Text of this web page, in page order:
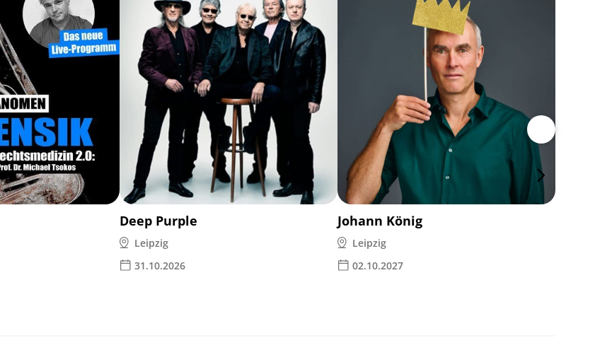
Deep Purple
Leipzig
31.10.2026
Johann König
Leipzig
02.10.2027